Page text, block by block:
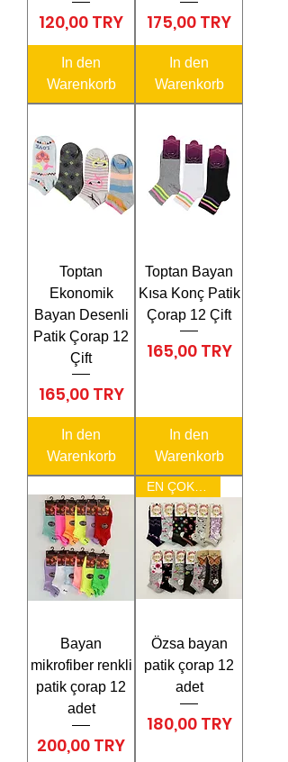
Preis
120,00 TRY
In den
Warenkorb
Preis
175,00 TRY
In den
Warenkorb
Toptan
Ekonomik
Bayan Desenli
Patik Çorap 12
Çift
Preis
165,00 TRY
In den
Warenkorb
Toptan Bayan
Kısa Konç Patik
Çorap 12 Çift
Preis
165,00 TRY
In den
Warenkorb
Bayan
mikrofiber renkli
patik çorap 12
adet
Preis
200,00 TRY
EN ÇOK SATAN
Özsa bayan
patik çorap 12
adet
Preis
180,00 TRY